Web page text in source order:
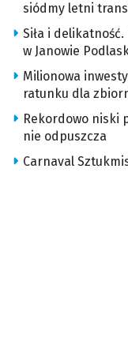
siódmy letni
Siła i
w Janowie
Milionowa
ratunku dla
Rekordowo niski
nie odpuszcza
Carnaval